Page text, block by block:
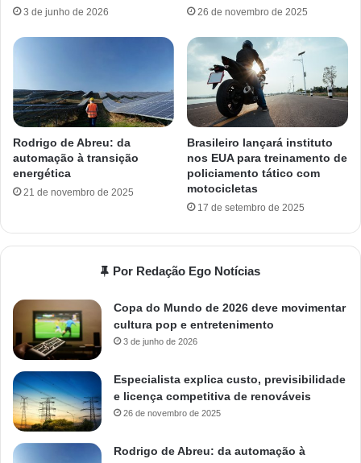
3 de junho de 2026 26 de novembro de 2025
Rodrigo de Abreu: da
automação à transição
energética
21 de novembro de 2025
Brasileiro lançará instituto
nos EUA para treinamento de
policiamento tático com
motocicletas
17 de setembro de 2025
Por Redação Ego Notícias
Copa do Mundo de 2026 deve movimentar
cultura pop e entretenimento
3 de junho de 2026
Especialista explica custo, previsibilidade
e licença competitiva de renováveis
26 de novembro de 2025
Rodrigo de Abreu: da automação à